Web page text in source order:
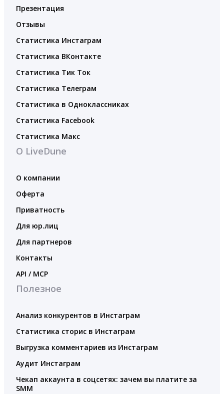
Презентация
Отзывы
Статистика Инстаграм
Статистика ВКонтакте
Статистика Тик Ток
Статистика Телеграм
Статистика в Одноклассниках
Статистика Facebook
Статистика Макс
О LiveDune
О компании
Оферта
Приватность
Для юр.лиц
Для партнеров
Контакты
API / MCP
Полезное
Анализ конкурентов в Инстаграм
Статистика сторис в Инстаграм
Выгрузка комментариев из Инстаграм
Аудит Инстаграм
Чекап аккаунта в соцсетях: зачем вы платите за
SMM